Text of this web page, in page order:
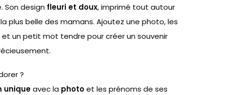
Son design fleuri et doux, imprimé tout autour
plus belle des mamans. Ajoutez une photo, les
un petit mot tendre pour créer un souvenir
?
uniqueavec la photoet les prénoms de ses